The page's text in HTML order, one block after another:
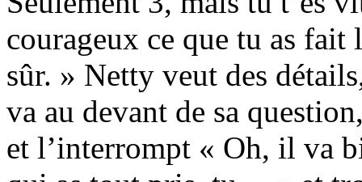
courageux ce que tu as fait
sûr. » Netty veut des
va au devant de sa
et l’interrompt « Oh, il va